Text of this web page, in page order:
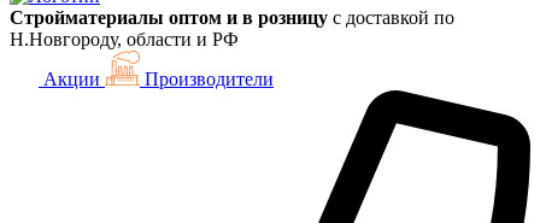
Стройматериалы оптом и в розницу с доставкой по
Н.Новгороду, области и РФ
Акции
Производители